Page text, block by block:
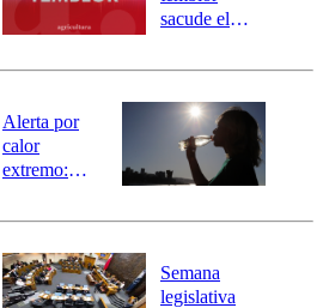
mensajería
SAE
sacude el
revisa la
epicentro
Alerta por
calor
extremo:
activa Alerta
Preventiva en
tres comunas
Semana
legislativa